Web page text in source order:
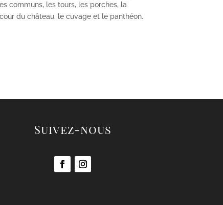
communs, les tours, les porches, la
du château, le cuvage et le panthéon.
Suivez-nous